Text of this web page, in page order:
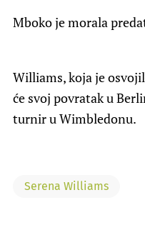
Mboko je morala
Williams, koja je
će svoj povratak u
turnir u Wimbledonu.
Serena Williams